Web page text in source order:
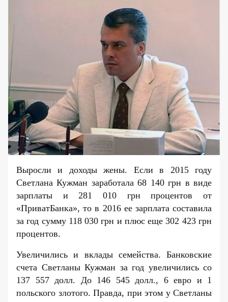
Выросли и доходы жены. Если в 2015 году
Светлана Кужман заработала 68 140 грн в виде
зарплаты и 281 010 грн процентов от
«ПриватБанка», то в 2016 ее зарплата составила
за год сумму 118 030 грн и плюс еще 302 423 грн
процентов.
Увеличились и вклады семейства. Банковские
счета Светланы Кужман за год увеличились со
137 557 долл. До 146 545 долл., 6 евро и 1
польского злотого. Правда, при этом у Светланы